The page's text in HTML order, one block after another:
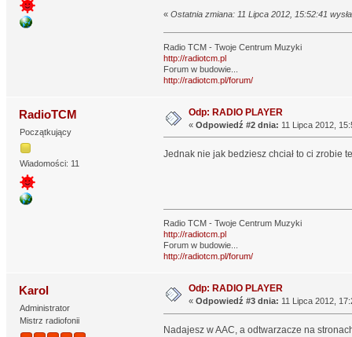
« Ostatnia zmiana: 11 Lipca 2012, 15:52:41
Radio TCM - Twoje Centrum Muzyki
http://radiotcm.pl
Forum w budowie...
http://radiotcm.pl/forum/
RadioTCM
Początkujący
Wiadomości: 11
Odp: RADIO PLAYER
« Odpowiedź #2 dnia: 11 Lipca 2012,
Jednak nie jak bedziesz chciał to ci zrobie
Radio TCM - Twoje Centrum Muzyki
http://radiotcm.pl
Forum w budowie...
http://radiotcm.pl/forum/
Karol
Administrator
Mistrz radiofonii
Odp: RADIO PLAYER
« Odpowiedź #3 dnia: 11 Lipca 2012,
Nadajesz w AAC, a odtwarzacze na